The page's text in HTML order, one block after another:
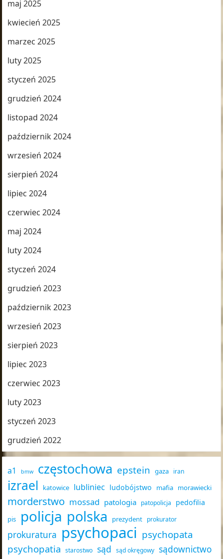
maj 2025
kwiecień 2025
marzec 2025
luty 2025
styczeń 2025
grudzień 2024
listopad 2024
październik 2024
wrzesień 2024
sierpień 2024
lipiec 2024
czerwiec 2024
maj 2024
luty 2024
styczeń 2024
grudzień 2023
październik 2023
wrzesień 2023
sierpień 2023
lipiec 2023
czerwiec 2023
luty 2023
styczeń 2023
grudzień 2022
a1 bmw częstochowa epstein gaza iran
izrael katowice lubliniec ludobójstwo mafia morawiecki
morderstwo mossad patologia patopolicja pedofilia
pis policja polska prezydent prokurator
prokuratura psychopaci psychopata
psychopatia
starostwo sąd sąd okręgowy sądownictwo